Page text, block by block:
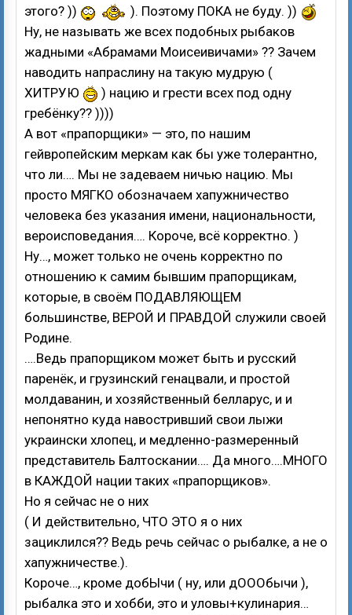
этого? ))
). Поэтому ПОКА не буду. ))
Ну, не называть же всех подобных рыбаков
жадными «Абрамами Моисеивичами» ?? Зачем
наводить напраслину на такую мудрую (
ХИТРУЮ
) нацию и грести всех под одну
гребёнку?? ))))
А вот «прапорщики» — это, по нашим
гейвропейским меркам как бы уже толерантно,
что ли…. Мы не задеваем ничью нацию. Мы
просто МЯГКО обозначаем хапужничество
человека без указания имени, национальности,
вероисповедания…. Короче, всё корректно. )
Ну…, может только не очень корректно по
отношению к самим бывшим прапорщикам,
которые, в своём ПОДАВЛЯЮЩЕМ
большинстве, ВЕРОЙ И ПРАВДОЙ служили своей
Родине.
….Ведь прапорщиком может быть и русский
паренёк, и грузинский генацвали, и простой
молдаванин, и хозяйственный белларус, и и
непонятно куда навостривший свои лыжи
украински хлопец, и медленно-размеренный
представитель Балтоскании…. Да много….МНОГО
в КАЖДОЙ нации таких «прапорщиков».
Но я сейчас не о них
( И действительно, ЧТО ЭТО я о них
зациклился?? Ведь речь сейчас о рыбалке, а не о
хапужничестве.).
Короче…, кроме добЫчи ( ну, или дОООбычи ),
рыбалка это и хобби, это и уловы+кулинария…